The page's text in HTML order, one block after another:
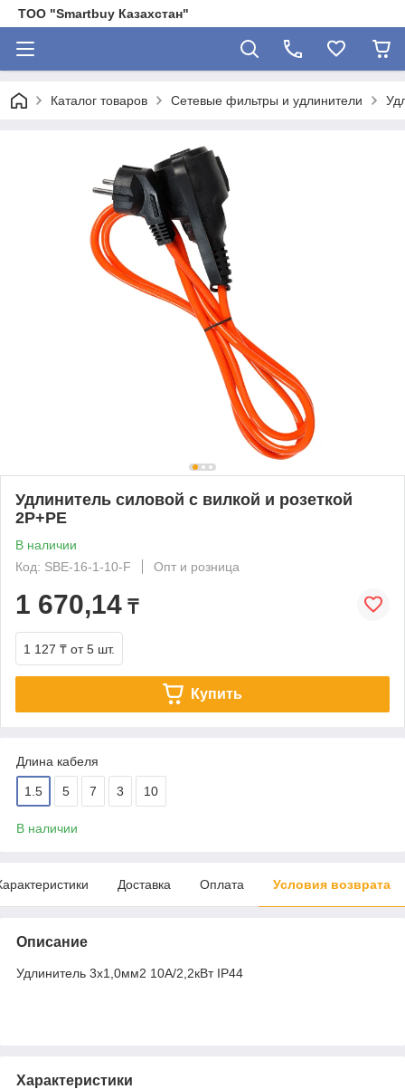
ТОО "Smartbuy Казахстан"
Каталог товаров Сетевые фильтры и удлинители
Удлинитель силовой с вилкой и розеткой
2P+PE
В наличии
Код: SBE-16-1-10-F
Опт и розница
1 670,14 ₸
1 127 ₸ от 5 шт.
Купить
Длина кабеля
1.5 5 7 3 10
В наличии
Доставка Оплата Условия возврата
Описание
Удлинитель 3х1,0мм2 10А/2,2кВт IP44
Характеристики